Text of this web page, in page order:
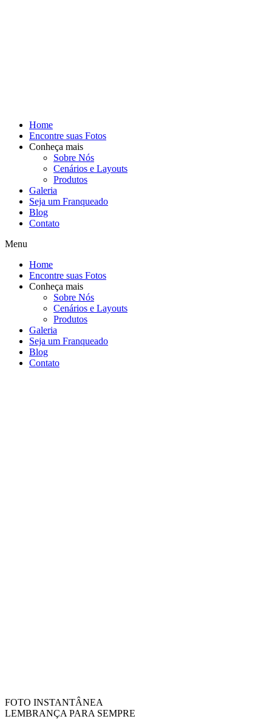
Home
Encontre suas Fotos
Conheça mais
Sobre Nós
Cenários e Layouts
Produtos
Galeria
Seja um Franqueado
Blog
Contato
Menu
Home
Encontre suas Fotos
Conheça mais
Sobre Nós
Cenários e Layouts
Produtos
Galeria
Seja um Franqueado
Blog
Contato
FOTO INSTANTÂNEA
LEMBRANÇA PARA SEMPRE